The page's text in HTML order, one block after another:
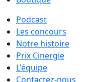
Podcast
Les concours
Notre histoire
Prix Cinergie
L'équipe
Contactez-nous